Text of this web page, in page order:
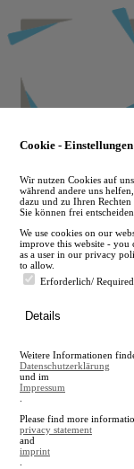
to
main
en
A
A
Cookie -
Wir nutzen Cookies auf
während andere uns
dazu und zu Ihren
Sie können frei
We use cookies on our
improve this website -
as a user in our privacy
to allow.
Erforderlich/ Required
Details
Weitere Informationen
Datenschutzerklärung
und im
Impressum
Please find more
privacy statement
and
imprint